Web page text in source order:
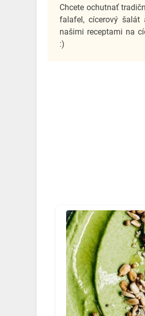
Chcete ochutnať
falafel, cícerový šalát
našimi receptami na
:)